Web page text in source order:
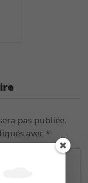
pas publiée.
avec *